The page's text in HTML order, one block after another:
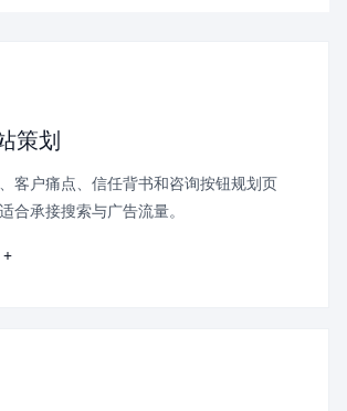
策划
客户痛点、信任背书和咨询按钮规划页
合承接搜索与广告流量。